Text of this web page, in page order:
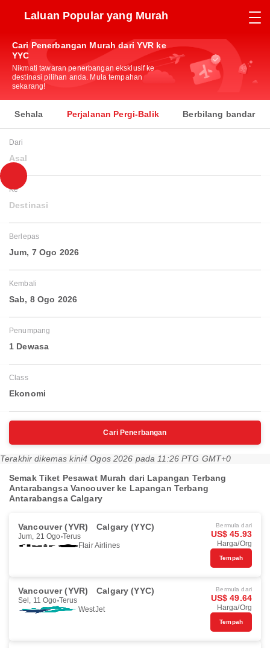
Laluan Popular yang Murah
Cari Penerbangan Murah dari YVR ke
YYC
Nikmati tawaran penerbangan eksklusif ke
destinasi pilihan anda. Mula tempahan
sekarang!
Sehala Perjalanan Pergi-Balik Berbilang bandar
Dari
Asal
Ke
Destinasi
Berlepas
Jum, 7 Ogo 2026
Kembali
Sab, 8 Ogo 2026
Penumpang
1 Dewasa
Class
Ekonomi
Cari Penerbangan
Terakhir dikemas kini4 Ogos 2026 pada 11:26 PTG GMT+0
Semak Tiket Pesawat Murah dari Lapangan Terbang
Antarabangsa Vancouver ke Lapangan Terbang
Antarabangsa Calgary
Vancouver (YVR) Calgary (YYC)
Jum, 21 Ogo Terus
Flair Airlines
Bermula dari
US$ 45.93
Harga/Org
Tempah
Vancouver (YVR) Calgary (YYC)
Sel, 11 Ogo Terus
WestJet
Bermula dari
US$ 49.64
Harga/Org
Tempah